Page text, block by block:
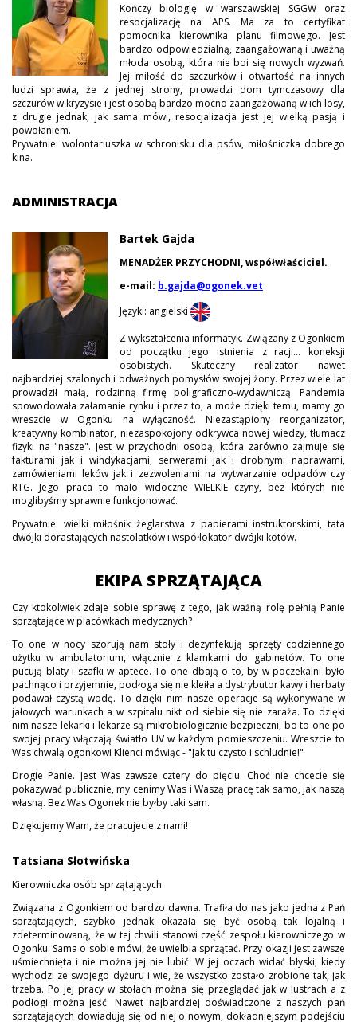
Kończy biologię w warszawskiej SGGW oraz
resocjalizację na APS. Ma za to certyfikat
pomocnika kierownika planu filmowego. Jest
bardzo odpowiedzialną, zaangażowaną i uważną
młoda osobą, która nie boi się nowych wyzwań.
Jej miłość do szczurków i otwartość na innych
ludzi sprawia, że z jednej strony, prowadzi dom tymczasowy dla
szczurów w kryzysie i jest osobą bardzo mocno zaangażowaną w ich losy,
z drugie jednak, jak sama mówi, resocjalizacja jest jej wielką pasją i
powołaniem.
Prywatnie: wolontariuszka w schronisku dla psów, miłośniczka dobrego
kina.
ADMINISTRACJA
Bartek Gajda
MENADŻER PRZYCHODNI, współwłaściciel.
e-mail: b.gajda@ogonek.vet
Języki: angielski
Z wykształcenia informatyk. Związany z Ogonkiem
od początku jego istnienia z racji... koneksji
osobistych. Skuteczny realizator nawet
najbardziej szalonych i odważnych pomysłów swojej żony. Przez wiele lat
prowadził małą, rodzinną firmę poligraficzno-wydawniczą. Pandemia
spowodowała załamanie rynku i przez to, a może dzięki temu, mamy go
wreszcie w Ogonku na wyłączność. Niezastąpiony reorganizator,
kreatywny kombinator, niezaspokojony odkrywca nowej wiedzy, tłumacz
fizyki na "nasze". Jest w przychodni osobą, która zarówno zajmuje się
fakturami jak i windykacjami, serwerami jak i drobnymi naprawami,
zamówieniami leków jak i zezwoleniami na wytwarzanie odpadów czy
RTG. Jego praca to mało widoczne WIELKIE czyny, bez których nie
moglibyśmy sprawnie funkcjonować.
Prywatnie: wielki miłośnik żeglarstwa z papierami instruktorskimi, tata
dwójki dorastających nastolatków i współlokator dwójki kotów.
EKIPA SPRZĄTAJĄCA
Czy ktokolwiek zdaje sobie sprawę z tego, jak ważną rolę pełnią Panie
sprzątające w placówkach medycznych?
To one w nocy szorują nam stoły i dezynfekują sprzęty codziennego
użytku w ambulatorium, włącznie z klamkami do gabinetów. To one
pucują blaty i szafki w aptece. To one dbają o to, by w poczekalni było
pachnąco i przyjemnie, podłoga się nie kleiła a dystrybutor kawy i herbaty
podawał czystą wodę. To dzięki nim nasze operacje są wykonywane w
jałowych warunkach a w szpitalu nikt od siebie się nie zaraża. To dzięki
nim nasze lekarki i lekarze są mikrobiologicznie bezpieczni, bo to one po
swojej pracy włączają światło UV w każdym pomieszczeniu. Wreszcie to
Was chwalą ogonkowi Klienci mówiąc - "Jak tu czysto i schludnie!"
Drogie Panie. Jest Was zawsze cztery do pięciu. Choć nie chcecie się
pokazywać publicznie, my cenimy Was i Waszą pracę tak samo, jak naszą
własną. Bez Was Ogonek nie byłby taki sam.
Dziękujemy Wam, że pracujecie z nami!
Tatsiana Słotwińska
Kierowniczka osób sprzątających
Związana z Ogonkiem od bardzo dawna. Trafiła do nas jako jedna z Pań
sprzątających, szybko jednak okazała się być osobą tak lojalną i
zdeterminowaną, że w tej chwili stanowi część zespołu kierowniczego w
Ogonku. Sama o sobie mówi, że uwielbia sprzątać. Przy okazji jest zawsze
uśmiechnięta i nie można jej nie lubić. W jej oczach widać błyski, kiedy
wychodzi ze swojego dyżuru i wie, że wszystko zostało zrobione tak, jak
trzeba. Po jej pracy w stołach można się przeglądać jak w lustrach a z
podłogi można jeść. Nawet najbardziej doświadczone z naszych pań
sprzątających dowiadują się od niej o nowym, dokładniejszym podejściu